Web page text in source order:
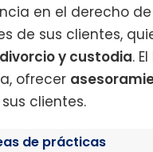
en el derecho
de sus clientes,
y custodia.
ofrecer
clientes.
de prácticas